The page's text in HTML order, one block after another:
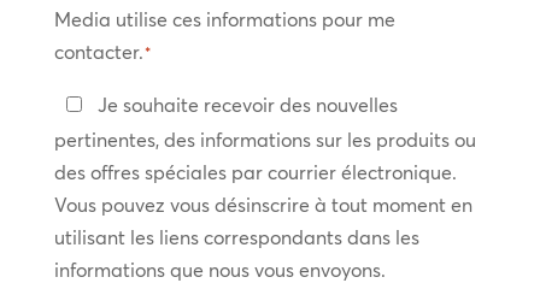
Media utilise ces informations pour me
contacter.*
Restez
en
contact
Je souhaite recevoir des nouvelles
pertinentes, des informations sur les produits ou
des offres spéciales par courrier électronique.
Vous pouvez vous désinscrire à tout moment en
utilisant les liens correspondants dans les
informations que nous vous envoyons.